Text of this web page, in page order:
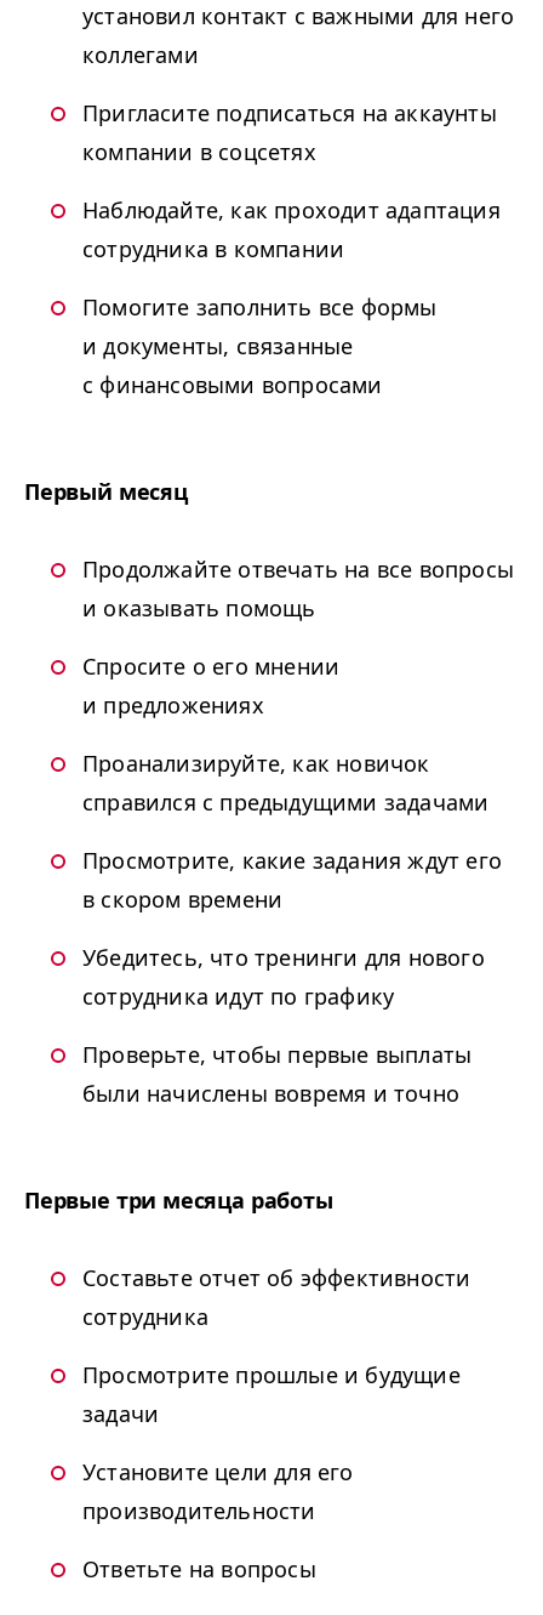
установил контакт с важными для него
коллегами
Пригласите подписаться на аккаунты
компании в соцсетях
Наблюдайте, как проходит адаптация
сотрудника в компании
Помогите заполнить все формы
и документы, связанные
с финансовыми вопросами
Первый месяц
Продолжайте отвечать на все вопросы
и оказывать помощь
Спросите о его мнении
и предложениях
Проанализируйте, как новичок
справился с предыдущими задачами
Просмотрите, какие задания ждут его
в скором времени
Убедитесь, что тренинги для нового
сотрудника идут по графику
Проверьте, чтобы первые выплаты
были начислены вовремя и точно
Первые три месяца работы
Составьте отчет об эффективности
сотрудника
Просмотрите прошлые и будущие
задачи
Установите цели для его
производительности
Ответьте на вопросы